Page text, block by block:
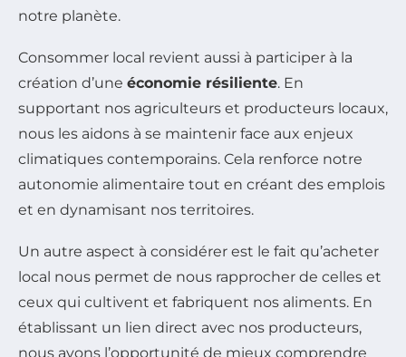
notre planète.
Consommer local revient aussi à participer à la
création d’une économie résiliente. En
supportant nos agriculteurs et producteurs locaux,
nous les aidons à se maintenir face aux enjeux
climatiques contemporains. Cela renforce notre
autonomie alimentaire tout en créant des emplois
et en dynamisant nos territoires.
Un autre aspect à considérer est le fait qu’acheter
local nous permet de nous rapprocher de celles et
ceux qui cultivent et fabriquent nos aliments. En
établissant un lien direct avec nos producteurs,
nous avons l’opportunité de mieux comprendre